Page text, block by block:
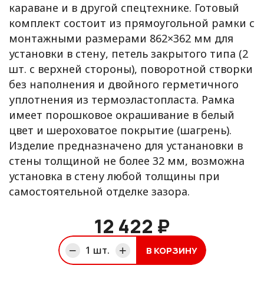
караване и в другой спецтехнике. Готовый
комплект состоит из прямоугольной рамки с
монтажными размерами 862×362 мм для
установки в стену, петель закрытого типа (2
шт. с верхней стороны), поворотной створки
без наполнения и двойного герметичного
уплотнения из термоэластопласта. Рамка
имеет порошковое окрашивание в белый
цвет и шероховатое покрытие (шагрень).
Изделие предназначено для устанановки в
стены толщиной не более 32 мм, возможна
установка в стену любой толщины при
самостоятельной отделке зазора.
12 422 ₽
1 шт. В КОРЗИНУ